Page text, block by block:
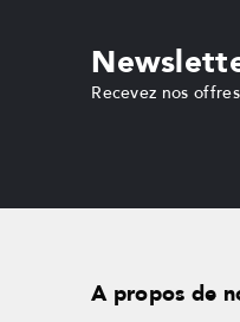
Recevez nos
A propos de